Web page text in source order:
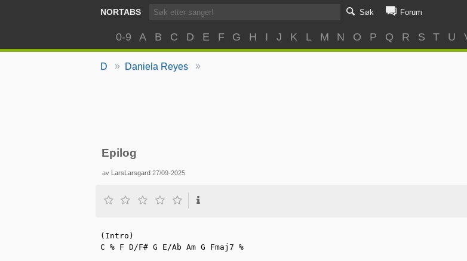
NORTABS Søk Forum
0-9 A B C D E F G H I J K L M N O P Q R S T U
D » Daniela Reyes »
Epilog
av LarsLarsgard 27/09-2025
(Intro)
C % F D/F# G E/Ab Am G Fmaj7 %